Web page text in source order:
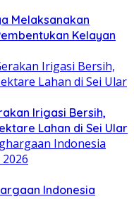
Melaksanakan
Kelayan
Irigasi Bersih,
Lahan di Sei Ular
Indonesia